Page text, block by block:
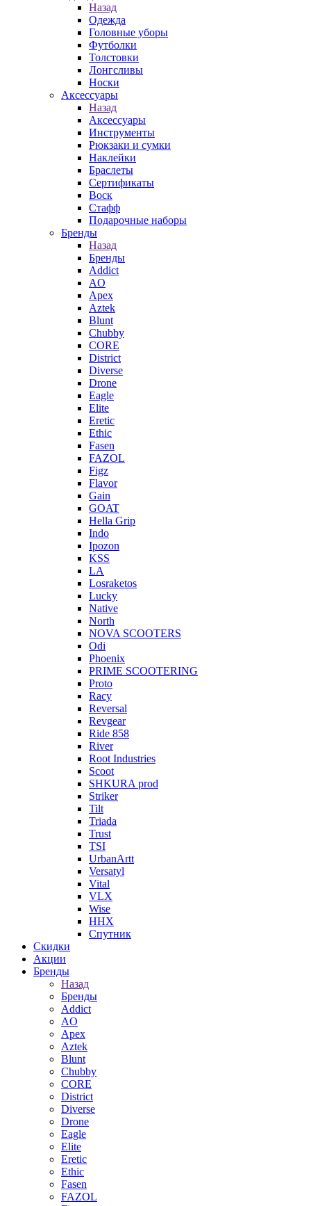
Назад
Одежда
Головные уборы
Футболки
Толстовки
Лонгсливы
Носки
Аксессуары
Назад
Аксессуары
Инструменты
Рюкзаки и сумки
Наклейки
Браслеты
Сертификаты
Воск
Стафф
Подарочные наборы
Бренды
Назад
Бренды
Addict
AO
Apex
Aztek
Blunt
Chubby
CORE
District
Diverse
Drone
Eagle
Elite
Eretic
Ethic
Fasen
FAZOL
Figz
Flavor
Gain
GOAT
Hella Grip
Indo
Ipozon
KSS
LA
Losraketos
Lucky
Native
North
NOVA SCOOTERS
Odi
Phoenix
PRIME SCOOTERING
Proto
Racy
Reversal
Revgear
Ride 858
River
Root Industries
Scoot
SHKURA рrоd
Striker
Tilt
Triada
Trust
TSI
UrbanArtt
Versatyl
Vital
VLX
Wise
ННХ
Спутник
Скидки
Акции
Бренды
Назад
Бренды
Addict
AO
Apex
Aztek
Blunt
Chubby
CORE
District
Diverse
Drone
Eagle
Elite
Eretic
Ethic
Fasen
FAZOL